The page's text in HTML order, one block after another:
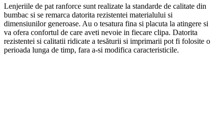
Lenjeriile de pat ranforce sunt realizate la standarde de calitate din
bumbac si se remarca datorita rezistentei materialului si
dimensiunilor generoase. Au o tesatura fina si placuta la atingere si
va ofera confortul de care aveti nevoie in fiecare clipa. Datorita
rezistentei si calitatii ridicate a tesăturii si imprimarii pot fi folosite o
perioada lunga de timp, fara a-si modifica caracteristicile.